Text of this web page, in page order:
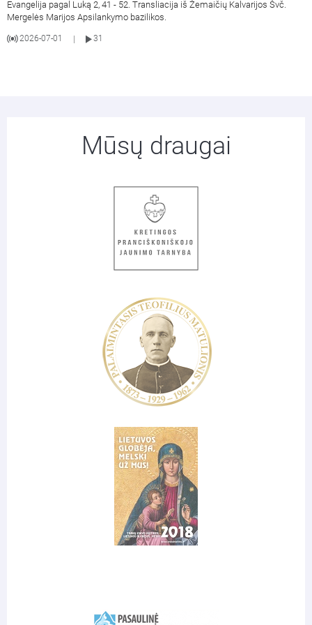
Evangelija pagal Luką 2, 41 - 52. Transliacija iš Žemaičių Kalvarijos Švč.
Mergelės Marijos Apsilankymo bazilikos.
2026-07-01 31
Mūsų draugai